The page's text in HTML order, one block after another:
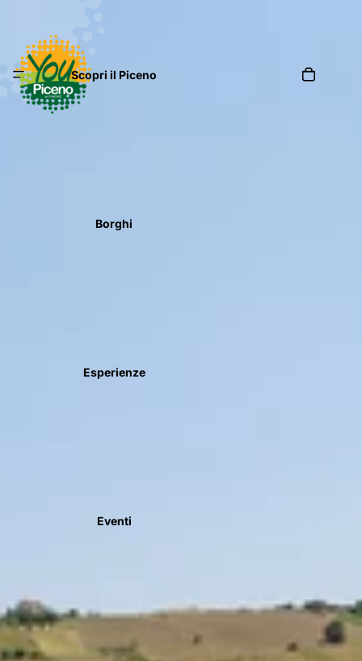
Scopri il Piceno
Borghi
Esperienze
Eventi